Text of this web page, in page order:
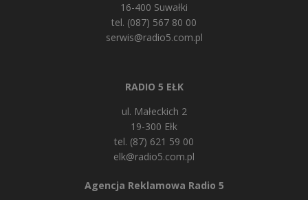
16-400 Suwałki
tel. (087) 567 80 00
serwis@radio5.com.pl
RADIO 5 EŁK
ul. Małeckich 2
19-300 Ełk
tel. (87) 621 59 00
elk@radio5.com.pl
Agencja Reklamowa Radio 5